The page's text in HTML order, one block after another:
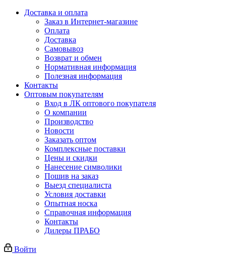
Доставка и оплата
Заказ в Интернет-магазине
Оплата
Доставка
Самовывоз
Возврат и обмен
Нормативная информация
Полезная информация
Контакты
Оптовым покупателям
Вход в ЛК оптового покупателя
О компании
Производство
Новости
Заказать оптом
Комплексные поставки
Цены и скидки
Нанесение символики
Пошив на заказ
Выезд специалиста
Условия доставки
Опытная носка
Справочная информация
Контакты
Дилеры ПРАБО
Войти